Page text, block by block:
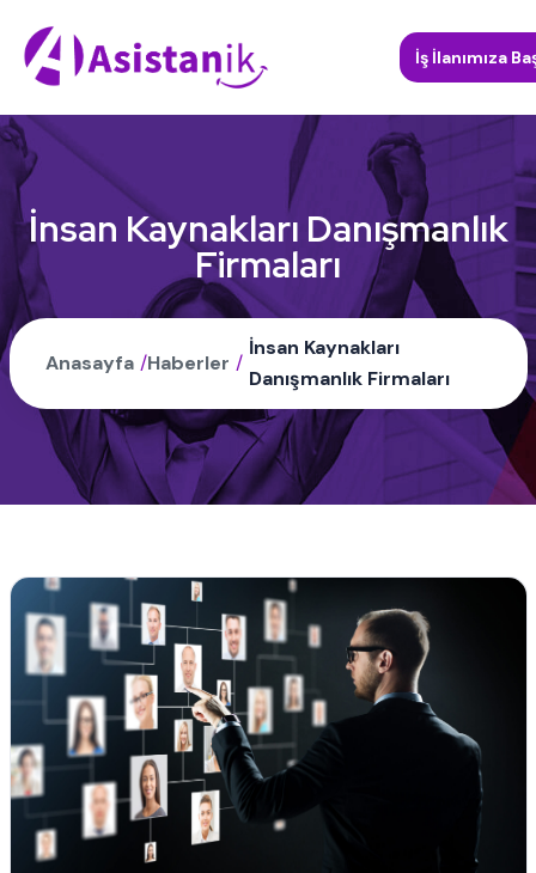
İş İlanımıza
İnsan Kaynakları Danışmanlık
Firmaları
Anasayfa /Haberler /
İnsan Kaynakları
Danışmanlık Firmaları